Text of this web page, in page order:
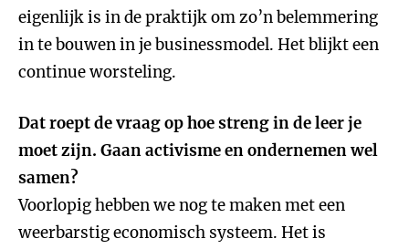
eigenlijk is in de praktijk om zo’n belemmering
in te bouwen in je businessmodel. Het blijkt een
continue worsteling.
Dat roept de vraag op hoe streng in de leer je
moet zijn. Gaan activisme en ondernemen wel
samen?
Voorlopig hebben we nog te maken met een
weerbarstig economisch systeem. Het is